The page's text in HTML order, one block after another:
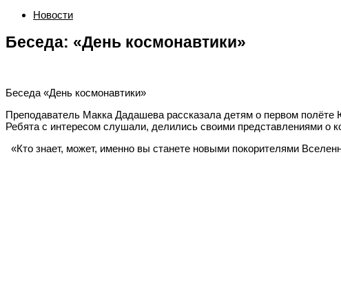
Новости
Беседа: «День космонавтики»
Беседа «День космонавтики»
Преподаватель Макка Дадашева рассказала детям о первом полёте
Ребята с интересом слушали, делились своими представлениями о
«Кто знает, может, именно вы станете новыми покорителями